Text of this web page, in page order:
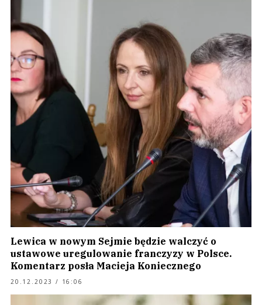
Lewica w nowym Sejmie będzie walczyć o
ustawowe uregulowanie franczyzy w Polsce.
Komentarz posła Macieja Koniecznego
20.12.2023 / 16:06